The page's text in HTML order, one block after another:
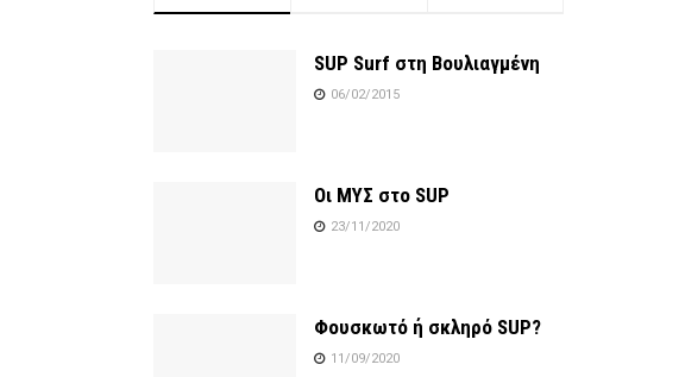
SUP Surf στη Βουλιαγμένη
06/02/2015
Οι ΜΥΣ στο SUP
23/11/2020
Φουσκωτό ή σκληρό SUP?
11/09/2020